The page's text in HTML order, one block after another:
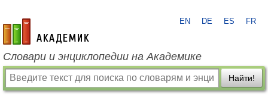
academic.ru
EN DE ES FR
Словари и энциклопедии на Академике
Найти!